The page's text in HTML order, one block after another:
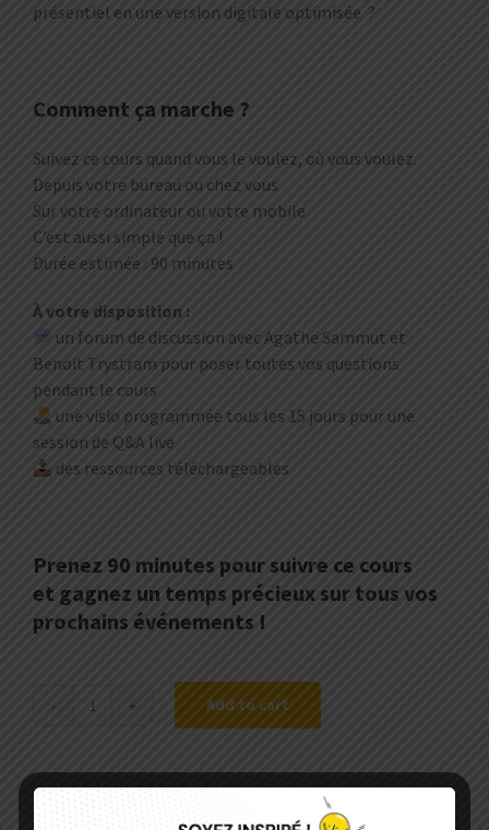
présentiel en une version digitale optimisée ?
Comment ça marche ?
Suivez ce cours quand vous le voulez, où vous voulez.
Depuis votre bureau ou chez vous
Sur votre ordinateur ou votre mobile
C’est aussi simple que ça !
Durée estimée : 90 minutes
À votre disposition :
un forum de discussion avec Agathe Sammut et
Benoit Trystram pour poser toutes vos questions
pendant le cours
une visio programmée tous les 15 jours pour une
session de Q&A live
des ressources téléchargeables
Prenez 90 minutes pour suivre ce cours
et gagnez un temps précieux sur tous vos
prochains événements !
ÉDITORIALISER
CONTENU
POUR
LE
Add to cart
Category: